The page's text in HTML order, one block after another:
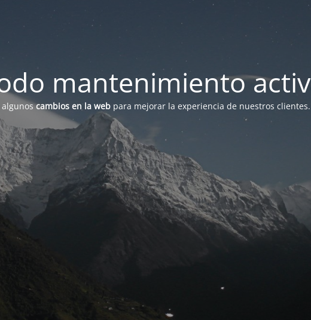
mantenimiento
algunoscambios en la webpara mejorar la experiencia de nuestros clientes.